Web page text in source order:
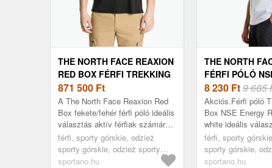
THE NORTH FACE REAXION
RED BOX FÉRFI TREKKING
PÓLÓ FEKETE-FEHÉR
NF0A4CDWKY41 (REAXION
RED BOX NF0A4CDWKY41)
871 500 Ft
A The North Face Reaxion Red
Box fekete/fehér férfi póló ideális
választás aktív férfiak számára,
akik kényelmes és funkcionális
ruházatot keresnek...
férfi, sporty górskie, odzież
sporty górskie, odzież sporty
górskie koszulka, fekete
sportano.hu
THE NORTH
FÉRFI PÓLÓ
REGULAR TNF
NSE ENERGY
8 230 Ft9 685
Akciós.Férfi póló
Box NSE Energy
white ideális
a férfiaknak, akik a
kényelemet és
férfi, sporty
sporty górskie,
górskie koszulka,
sportano.hu